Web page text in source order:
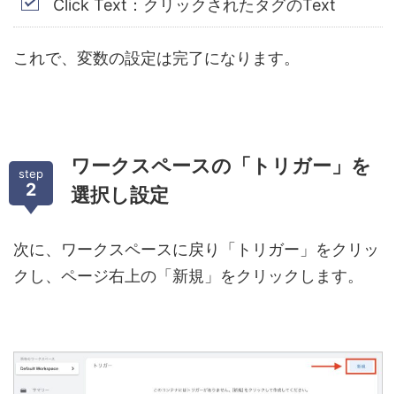
Click Text ：クリックされたタグのText
これで、変数の設定は完了になります。
step
2
ワークスペースの「トリガー」を
選択し設定
次に、ワークスペースに戻り「トリガー」をクリッ
クし、ページ右上の「新規」をクリックします。